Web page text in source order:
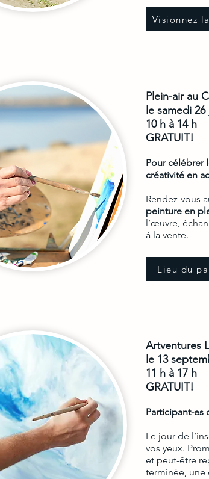
Visionnez
Plein-air au
le samedi
10 h à 14 h
GRATUIT!
Pour célébrer
créativité en
Rendez-vous
peinture en
l’œuvre,
à la vente.
Lieu du
Artventures
le 13
11 h à 17 h
GRATUIT!
Participant-es
Le jour de
vos yeux.
et peut-être
terminée, une